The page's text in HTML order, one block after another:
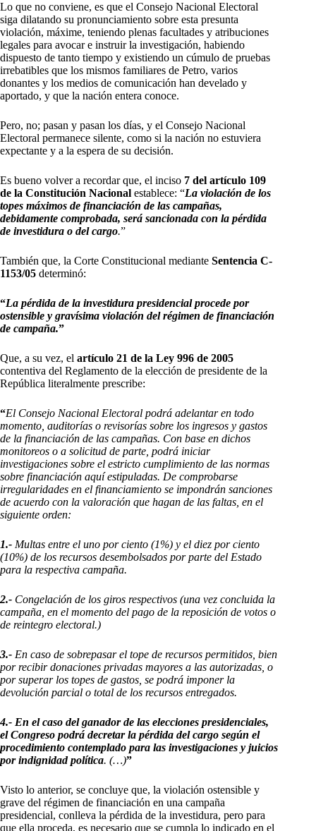
Lo que no conviene, es que el Consejo Nacional Electoral
siga dilatando su pronunciamiento sobre esta presunta
violación, máxime, teniendo plenas facultades y atribuciones
legales para avocar e instruir la investigación, habiendo
dispuesto de tanto tiempo y existiendo un cúmulo de pruebas
irrebatibles que los mismos familiares de Petro, varios
donantes y los medios de comunicación han develado y
aportado, y que la nación entera conoce.
Pero, no; pasan y pasan los días, y el Consejo Nacional
Electoral permanece silente, como si la nación no estuviera
expectante y a la espera de su decisión.
Es bueno volver a recordar que, el inciso 7 del artículo 109
de la Constitución Nacional establece: “La violación de los
topes máximos de financiación de las campañas,
debidamente comprobada, será sancionada con la pérdida
de investidura o del cargo.”
También que, la Corte Constitucional mediante Sentencia C-
1153/05 determinó:
“La pérdida de la investidura presidencial procede por
ostensible y gravísima violación del régimen de financiación
de campaña.”
Que, a su vez, el artículo 21 de la Ley 996 de 2005
contentiva del Reglamento de la elección de presidente de la
República literalmente prescribe:
“El Consejo Nacional Electoral podrá adelantar en todo
momento, auditorías o revisorías sobre los ingresos y gastos
de la financiación de las campañas. Con base en dichos
monitoreos o a solicitud de parte, podrá iniciar
investigaciones sobre el estricto cumplimiento de las normas
sobre financiación aquí estipuladas. De comprobarse
irregularidades en el financiamiento se impondrán sanciones
de acuerdo con la valoración que hagan de las faltas, en el
siguiente orden:
1.- Multas entre el uno por ciento (1%) y el diez por ciento
(10%) de los recursos desembolsados por parte del Estado
para la respectiva campaña.
2.- Congelación de los giros respectivos (una vez concluida la
campaña, en el momento del pago de la reposición de votos o
de reintegro electoral.)
3.- En caso de sobrepasar el tope de recursos permitidos, bien
por recibir donaciones privadas mayores a las autorizadas, o
por superar los topes de gastos, se podrá imponer la
devolución parcial o total de los recursos entregados.
4.- En el caso del ganador de las elecciones presidenciales,
el Congreso podrá decretar la pérdida del cargo según el
procedimiento contemplado para las investigaciones y juicios
por indignidad política. (…)”
Visto lo anterior, se concluye que, la violación ostensible y
grave del régimen de financiación en una campaña
presidencial, conlleva la pérdida de la investidura, pero para
que ella proceda, es necesario que se cumpla lo indicado en el